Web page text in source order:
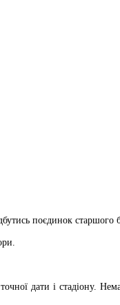
поєдинок старшого
дати і стадіону.